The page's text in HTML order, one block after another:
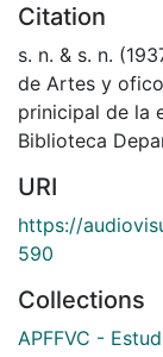
Citation
s. n. & s. n.
de Artes y
prinicipal de la
Biblioteca
URI
https://
590
Collections
APFFVC -